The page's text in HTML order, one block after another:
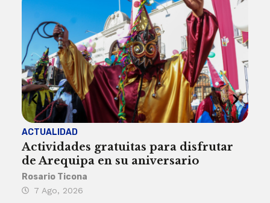
ACTUALIDAD
Actividades gratuitas para disfrutar
de Arequipa en su aniversario
Rosario Ticona
7 Ago, 2026